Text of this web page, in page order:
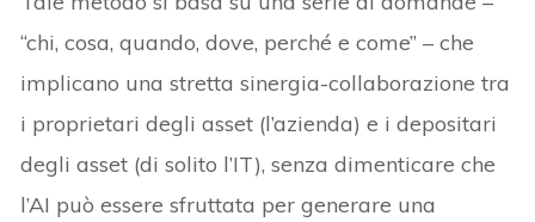
“chi, cosa, quando, dove, perché e come” – che
implicano una stretta sinergia-collaborazione tra
i proprietari degli asset (l’azienda) e i depositari
degli asset (di solito l’IT), senza dimenticare che
l’AI può essere sfruttata per generare una